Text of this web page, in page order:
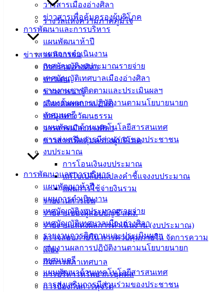
วารสารเมืองอ่างศิลา
ข่าวสารเพื่อคุ้มครองผู้บริโภค
การพัฒนาและการบริหาร
แผนพัฒนาห้าปี
แผนการดำเนินงาน
เทศบัญญัติงบประมาณรายจ่าย
เทศบัญญัติเทศบาลเมืองอ่างศิลา
รายงานการติดตามและประเมินผลฯ
รายงานผลการปฏิบัติงานตามนโยบายนายก
เทศมนตรี
แผนพัฒนาด้านเทคโนโลยีสารสนเทศ
การส่งเสริมการมีส่วนร่วมของประชาชน
งบประมาณ
การโอนเงินงบประมาณ
แก้ไขเปลี่ยนแปลงคำชี้แจงงบประมาณ
แผนการใช้จ่ายงินรวม
รายงานการเงิน
รายงานของผู้สอบบัญชี สตง.
รายงานแสดงผลการดำเนินงาน (งบประมาณ)
ตรวจสอบภายใน การควบคุมภายใน จัดการความ
เสี่ยง
กิจการสภาเทศบาล
การบริหารทรัพยากรบุคคล
การป้องกันการทุจริต
รางวัลแห่งความภาคภูมิใจ
ข่าวสาร กิจกรรม
กิจกรรมอ่างศิลา
ข่าวเด่น
ข่าวสารน่ารู้
เลือกตั้งเทศบาล 2568
ข้อมูลทางวัฒนธรรม
วารสารเมืองอ่างศิลา
ข่าวสารเพื่อคุ้มครองผู้บริโภค
การพัฒนาและการบริหาร
แผนพัฒนาห้าปี
แผนการดำเนินงาน
เทศบัญญัติงบประมาณรายจ่าย
เทศบัญญัติเทศบาลเมืองอ่างศิลา
รายงานการติดตามและประเมินผลฯ
รายงานผลการปฏิบัติงานตามนโยบายนายก
เทศมนตรี
แผนพัฒนาด้านเทคโนโลยีสารสนเทศ
การส่งเสริมการมีส่วนร่วมของประชาชน
ดาวน์โหลด
แบบ
ฟอร์ม,
เอกสาร
คู่มือ
สำหรับ
ประชาชน/
คู่มือการ
ปฏิบัติ
งาน
ข่าวสาร
น่ารู้
ศุนย์
ข่าวสาร
อิเล็กทรอนิกส์
องค์
ความรู้
(Knowledge
Management)
เทศบาล